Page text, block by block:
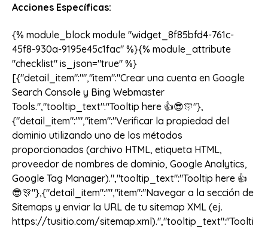
Acciones Específicas:
{% module_block module "widget_8f85bfd4-761c-
45f8-930a-9195e45c1fac" %}{% module_attribute
"checklist" is_json="true" %}
[{"detail_item":"","item":"Crear una cuenta en Google
Search Console y Bing Webmaster
Tools.","tooltip_text":"Tooltip here 👍😎🎊"},
{"detail_item":"","item":"Verificar la propiedad del
dominio utilizando uno de los métodos
proporcionados (archivo HTML, etiqueta HTML,
proveedor de nombres de dominio, Google Analytics,
Google Tag Manager).","tooltip_text":"Tooltip here 👍
😎🎊"},{"detail_item":"","item":"Navegar a la sección de
Sitemaps y enviar la URL de tu sitemap XML (ej.
https://tusitio.com/sitemap.xml).","tooltip_text":"Toolti